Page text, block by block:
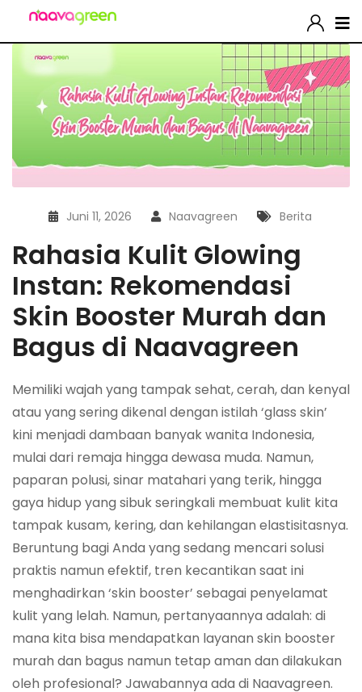
Juni 11, 2026 Naavagreen Berita
Rahasia Kulit Glowing
Instan: Rekomendasi
Skin Booster Murah dan
Bagus di Naavagreen
Memiliki wajah yang tampak sehat, cerah, dan kenyal
atau yang sering dikenal dengan istilah ‘glass skin’
kini menjadi dambaan banyak wanita Indonesia,
mulai dari remaja hingga dewasa muda. Namun,
paparan polusi, sinar matahari yang terik, hingga
gaya hidup yang sibuk seringkali membuat kulit kita
tampak kusam, kering, dan kehilangan elastisitasnya.
Beruntung bagi Anda yang sedang mencari solusi
praktis namun efektif, tren kecantikan saat ini
menghadirkan ‘skin booster’ sebagai penyelamat
kulit yang lelah. Namun, pertanyaannya adalah: di
mana kita bisa mendapatkan layanan skin booster
murah dan bagus namun tetap aman dan dilakukan
oleh profesional? Jawabannya ada di Naavagreen.